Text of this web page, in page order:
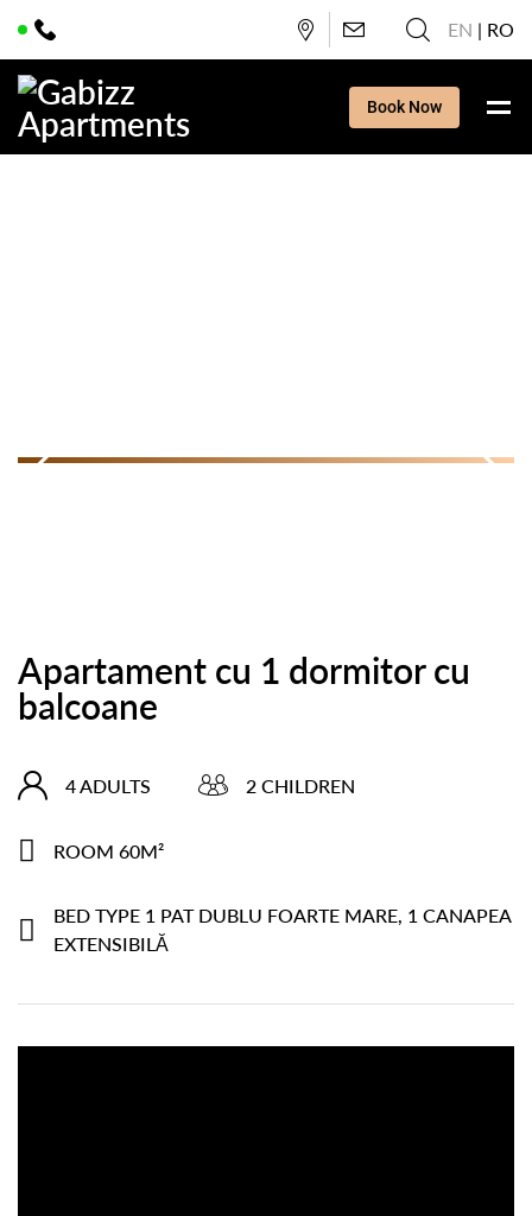
EN RO
Book Now
Apartament cu 1 dormitor cu
balcoane
4 ADULTS 2 CHILDREN
ROOM 60M²
BED TYPE 1 PAT DUBLU FOARTE MARE, 1 CANAPEA
EXTENSIBILĂ